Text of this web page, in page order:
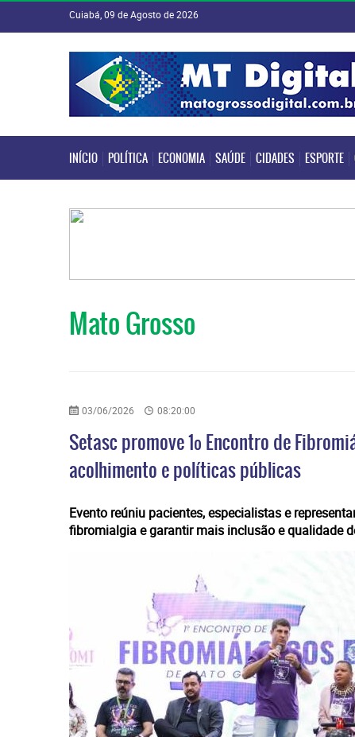
Cuiabá, 09 de Agosto de 2026
INÍCIO POLÍTICA ECONOMIA SAÚDE CIDADES ESPORTE
INÍCIO POLÍTICA ECONOMIA
Mato Grosso
03/06/2026 08:20:00
Setasc promove 1º Encontro de
acolhimento e políticas públicas
Evento reúniu pacientes, especialistas e
fibromialgia e garantir mais inclusão e qualidade